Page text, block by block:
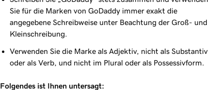
Sie für die Marken von GoDaddy immer exakt die
angegebene Schreibweise unter Beachtung der Groß- und
Kleinschreibung.
Verwenden Sie die Marke als Adjektiv, nicht als Substantiv
oder als Verb, und nicht im Plural oder als Possessivform.
Folgendes ist Ihnen untersagt: